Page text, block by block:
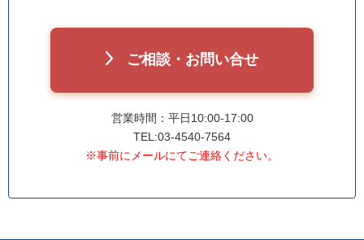
ご相談・お問い合せ
営業時間：平日10:00-17:00
TEL:03-4540-7564
※事前にメールにてご連絡ください。